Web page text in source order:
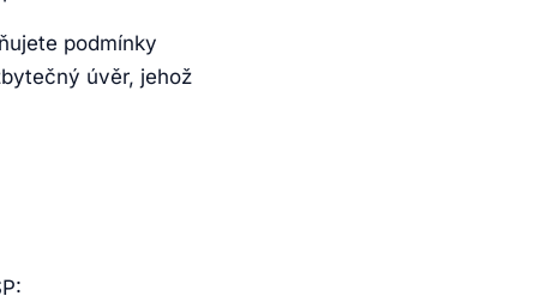
podmínky
úvěr, jehož